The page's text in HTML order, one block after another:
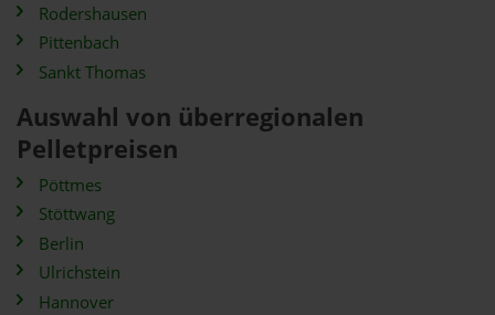
Rodershausen
Pittenbach
Sankt Thomas
Auswahl von überregionalen
Pelletpreisen
Pöttmes
Stöttwang
Berlin
Ulrichstein
Hannover